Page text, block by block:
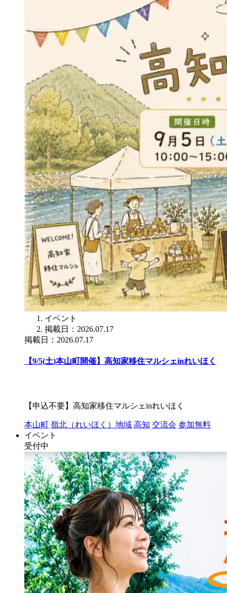
イベント
掲載日：2026.07.17
掲載日：2026.07.17
【9/5(土)本山町開催】高知家移住マルシェinれいほく
【申込不要】高知家移住マルシェinれいほく
本山町 嶺北（れいほく）地域 高知 交流会 参加無料
イベント
受付中